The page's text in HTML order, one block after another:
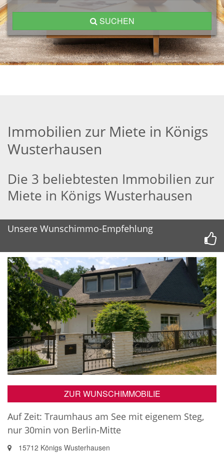
SUCHEN
Immobilien zur Miete in Königs
Wusterhausen
Die 3 beliebtesten Immobilien zur
Miete in Königs Wusterhausen
Unsere Wunschimmo-Empfehlung
ZUR WUNSCHIMMOBILIE
Auf Zeit: Traumhaus am See mit eigenem Steg,
nur 30min von Berlin-Mitte
15712 Königs Wusterhausen